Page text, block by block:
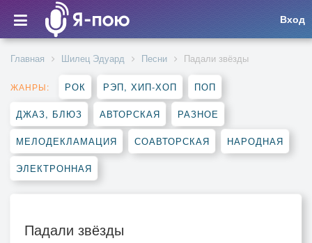
Вход
Главная Шилец Эдуард Песни Падали звёзды
ЖАНРЫ: РОК РЭП, ХИП-ХОП ПОП
ДЖАЗ, БЛЮЗ АВТОРСКАЯ РАЗНОЕ
МЕЛОДЕКЛАМАЦИЯ СОАВТОРСКАЯ НАРОДНАЯ
ЭЛЕКТРОННАЯ
Падали звёзды